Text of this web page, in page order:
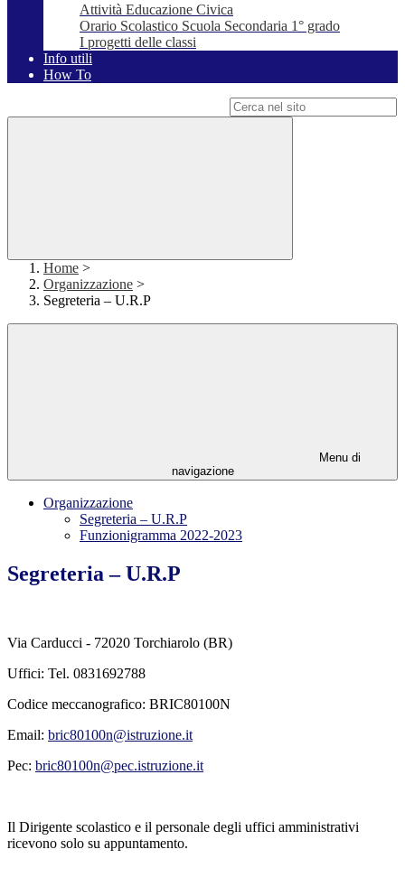
Attività Educazione Civica
Orario Scolastico Scuola Secondaria 1° grado
I progetti delle classi
Info utili
How To
Home >
Organizzazione >
Segreteria – U.R.P
Menu di
navigazione
Organizzazione
Segreteria – U.R.P
Funzionigramma 2022-2023
Segreteria – U.R.P
Via Carducci - 72020 Torchiarolo (BR)
Uffici: Tel. 0831692788
Codice meccanografico: BRIC80100N
Email: bric80100n@istruzione.it
Pec: bric80100n@pec.istruzione.it
Il Dirigente scolastico e il personale degli uffici amministrativi
ricevono solo su appuntamento.